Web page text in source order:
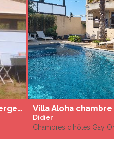
Les Vieilles Tentes - hébergements insolites aménagées gay et naturistes en Drôme Ardèche
Didier
Chambres d'hôtes Gay